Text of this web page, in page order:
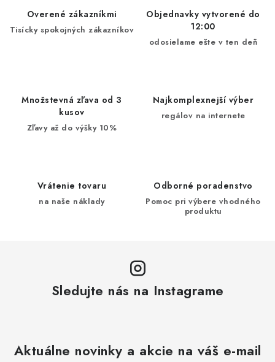
Overené zákazníkmi
Tisícky spokojných zákazníkov
Objednavky vytvorené do
12:00
odosielame ešte v ten deň
Množstevná zľava od 3
kusov
Zľavy až do výšky 10%
Najkomplexnejší výber
regálov na internete
Vrátenie tovaru
na naše náklady
Odborné poradenstvo
Pomoc pri výbere vhodného
produktu
Sledujte nás na Instagrame
Aktuálne novinky a akcie na váš e-mail